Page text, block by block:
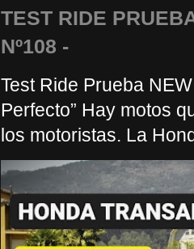
TEST RIDE
Nº108 -
Test Ride Prueba
Perfecto” Hay motos
los motoristas. La